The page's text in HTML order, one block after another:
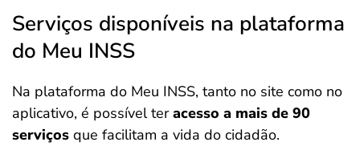
Serviços disponíveis na plataforma
do Meu INSS
Na plataforma do Meu INSS, tanto no site como no
aplicativo, é possível teracesso a mais de 90
serviços que facilitam a vida do cidadão.